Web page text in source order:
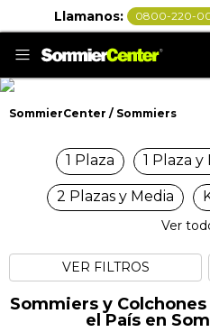
Llamanos: 0800-220-
SommierCenter Sommiers
Sommiers
1 Plaza 1 Plaza y
2 Plazas y Media
Ver
VER FILTROS
Sommiers y
el País en